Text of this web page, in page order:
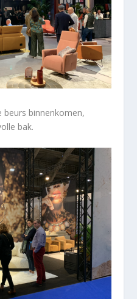
beurs binnenkomen,
bak.